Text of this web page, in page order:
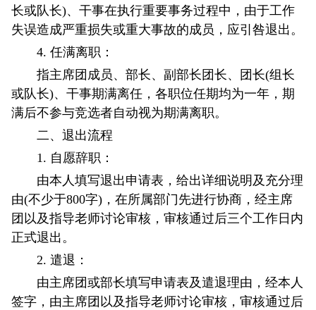
长或队长)、干事在执行重要事务过程中，由于工作
失误造成严重损失或重大事故的成员，应引咎退出。
4. 任满离职：
指主席团成员、部长、副部长团长、团长(组长
或队长)、干事期满离任，各职位任期均为一年，期
满后不参与竞选者自动视为期满离职。
二、退出流程
1. 自愿辞职：
由本人填写退出申请表，给出详细说明及充分理
由(不少于800字)，在所属部门先进行协商，经主席
团以及指导老师讨论审核，审核通过后三个工作日内
正式退出。
2. 遣退：
由主席团或部长填写申请表及遣退理由，经本人
签字，由主席团以及指导老师讨论审核，审核通过后